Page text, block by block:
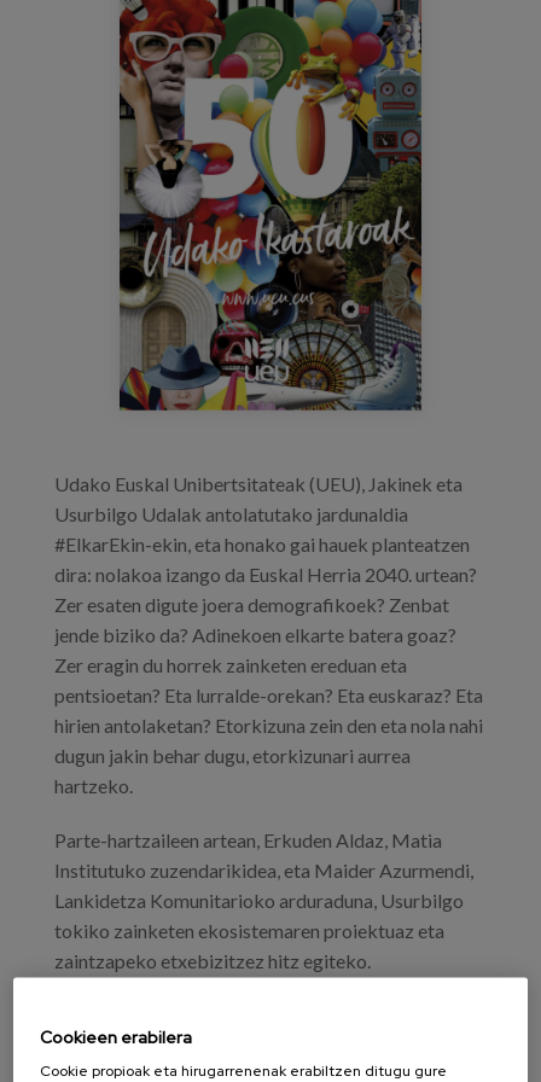
Egizu lan gurekin
Udako Euskal Unibertsitateak (UEU), Jakinek eta
Usurbilgo Udalak antolatutako jardunaldia
#ElkarEkin-ekin, eta honako gai hauek planteatzen
dira: nolakoa izango da Euskal Herria 2040. urtean?
Zer esaten digute joera demografikoek? Zenbat
jende biziko da? Adinekoen elkarte batera goaz?
Zer eragin du horrek zainketen ereduan eta
pentsioetan? Eta lurralde-orekan? Eta euskaraz? Eta
hirien antolaketan? Etorkizuna zein den eta nola nahi
dugun jakin behar dugu, etorkizunari aurrea
hartzeko.
Parte-hartzaileen artean, Erkuden Aldaz, Matia
Institutuko zuzendarikidea, eta Maider Azurmendi,
Lankidetza Komunitarioko arduraduna, Usurbilgo
tokiko zainketen ekosistemaren proiektuaz eta
zaintzapeko etxebizitzez hitz egiteko.
Demografia prospektiboaren argitan, 2040an
Cookieen erabilera
Cookie propioak eta hirugarrenenak erabiltzen ditugu gure